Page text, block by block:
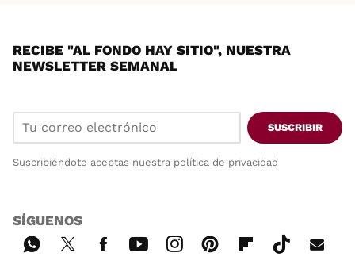
RECIBE "AL FONDO HAY SITIO", NUESTRA
NEWSLETTER SEMANAL
SUSCRIBIR
Suscribiéndote aceptas nuestra política de privacidad
SÍGUENOS